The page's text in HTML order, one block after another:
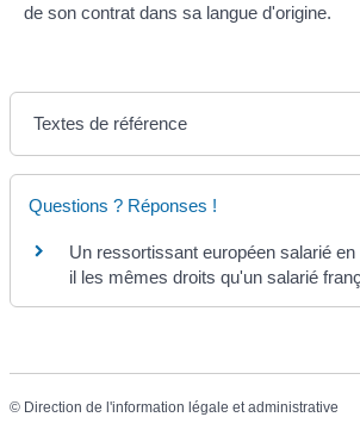
de son contrat dans sa langue d'origine.
Textes de référence
Questions ? Réponses !
Un ressortissant européen salarié
il les mêmes droits qu'un salarié
© Direction de l'information légale et administrative